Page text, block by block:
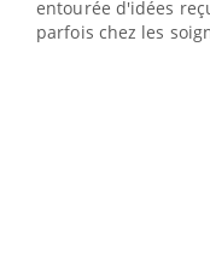
entourée d'idées
parfois chez les